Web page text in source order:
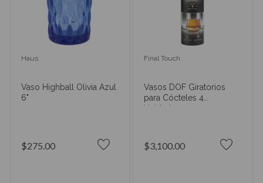
Haus
Vaso Highball Olivia Azul
6"
$275.00
Final Touch
Vasos DOF Giratorios
para Cócteles 4
Unidades
$3,100.00